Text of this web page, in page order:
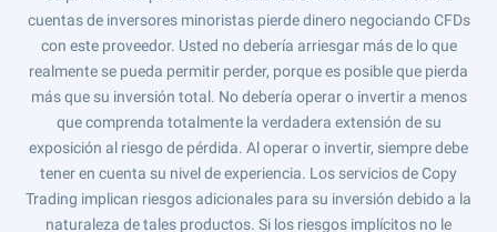
cuentas de inversores minoristas pierde dinero negociando CFDs
con este proveedor. Usted no debería arriesgar más de lo que
realmente se pueda permitir perder, porque es posible que pierda
más que su inversión total. No debería operar o invertir a menos
que comprenda totalmente la verdadera extensión de su
exposición al riesgo de pérdida. Al operar o invertir, siempre debe
tener en cuenta su nivel de experiencia. Los servicios de Copy
Trading implican riesgos adicionales para su inversión debido a la
naturaleza de tales productos. Si los riesgos implícitos no le